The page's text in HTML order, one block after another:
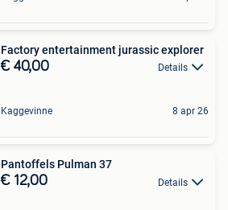
Factory entertainment jurassic explorer
€ 40,00 Details
Kaggevinne 8 apr 26
Pantoffels Pulman 37
€ 12,00 Details